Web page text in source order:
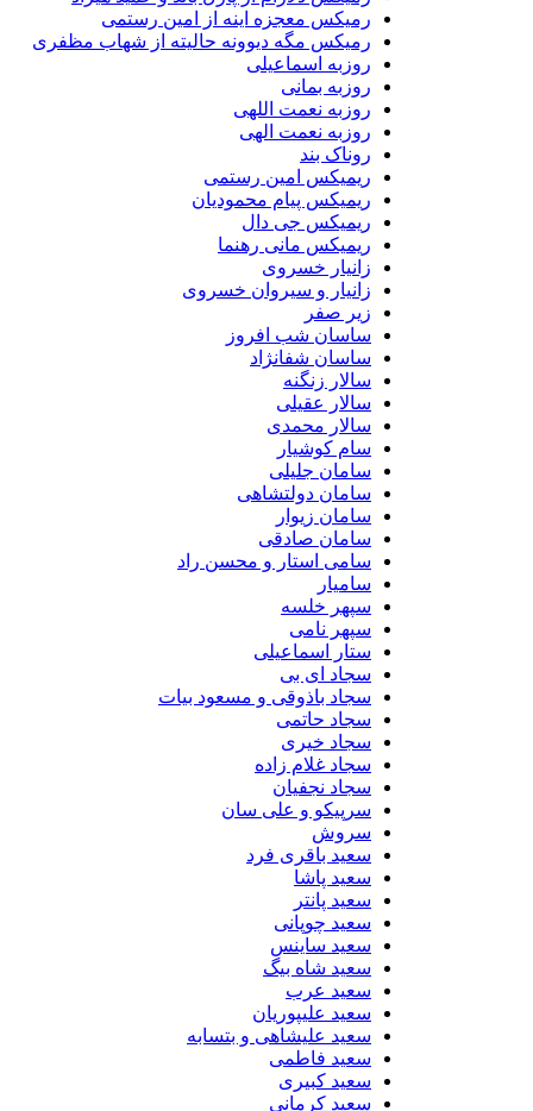
رمیکس معجزه اینه از امین رستمی
رمیکس مگه دیوونه حالیته از شهاب مظفری
روزبه اسماعیلی
روزبه بمانی
روزبه نعمت اللهی
روزبه نعمت الهی
روناک بند
ریمیکس امین رستمی
ریمیکس پیام محمودیان
ریمیکس جی دال
ریمیکس مانی رهنما
زانیار خسروی
زانیار و سیروان خسروی
زیر صفر
ساسان شب افروز
ساسان شفانژاد
سالار زنگنه
سالار عقیلی
سالار محمدی
سام کوشیار
سامان جلیلی
سامان دولتشاهی
سامان زیوار
سامان صادقی
سامی استار و محسن راد
سامیار
سپهر خلسه
سپهر نامی
ستار اسماعیلی
سجاد ای بی
سجاد باذوقی و مسعود بیات
سجاد حاتمی
سجاد خیری
سجاد غلام زاده
سجاد نجفیان
سرپیکو و علی سان
سروش
سعید باقری فرد
سعید پاشا
سعید پانتر
سعید چوپانی
سعید ساینس
سعید شاه بیگ
سعید عرب
سعید علیپوریان
سعید علیشاهی و بتسابه
سعید فاطمی
سعید کبیری
سعید کرمانی